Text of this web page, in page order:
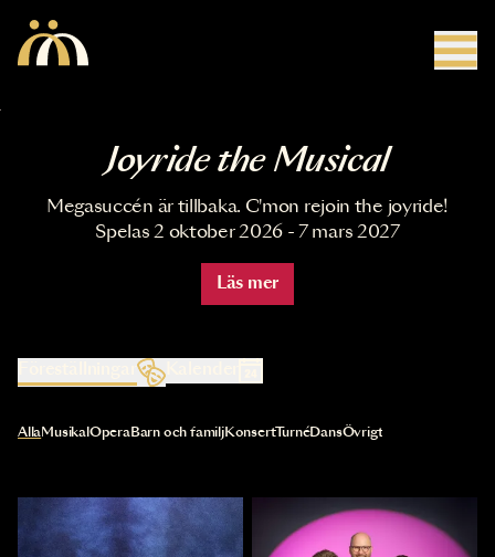
Joyride the Musical
Megasuccén är tillbaka. C'mon rejoin the joyride!
Spelas 2 oktober 2026 - 7 mars 2027
Läs mer
Kalender
Val av kategori uppdaterar innehållet automatiskt
AllaMusikal OperaBarn och familjKonsertTurnéDansÖvrigt